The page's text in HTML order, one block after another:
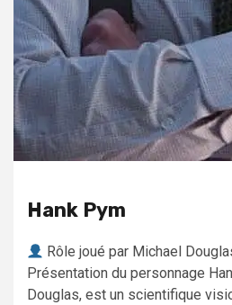
Hank Pym
Rôle joué par Michael
Présentation du personnage
Douglas, est un scientifique